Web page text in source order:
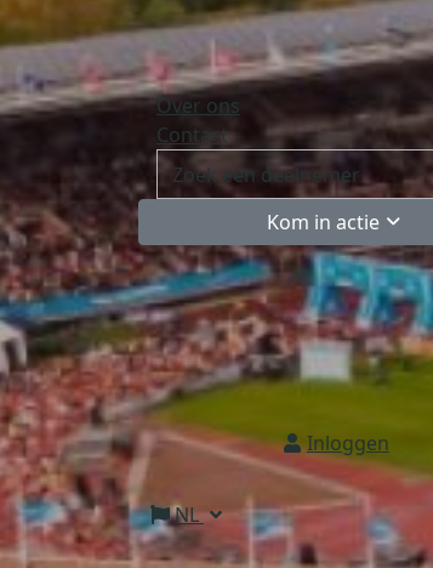
Over ons
Contact
Kom in actie
Inloggen
NL